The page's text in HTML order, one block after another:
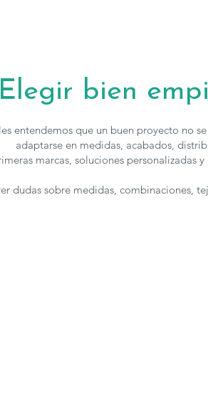
Elegir bien
entendemos que un buen proyecto no
adaptarse en medidas, acabados,
marcas, soluciones personalizadas
dudas sobre medidas, combinaciones,